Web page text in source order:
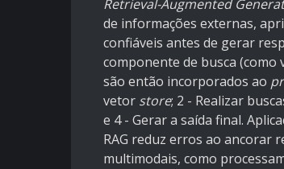
Retrieval-Augmented
de informações externas,
confiáveis antes de gerar
componente de busca
são então incorporados ao
vetor store; 2 - Realizar
e 4 - Gerar a saída final.
RAG reduz erros ao ancorar
multimodais, como